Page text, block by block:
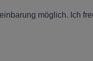
möglich. Ich